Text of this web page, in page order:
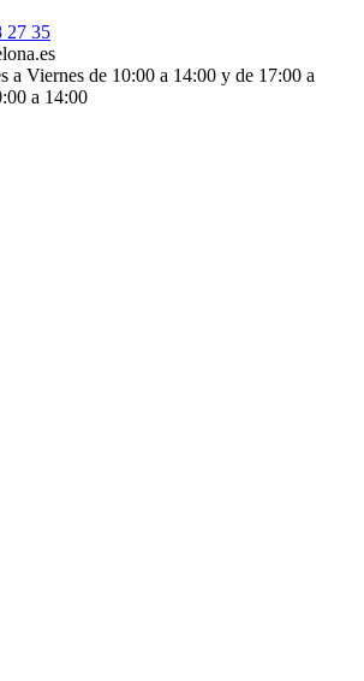
27 35
a Viernes de 10:00 a 14:00 y de 17:00 a
a 14:00